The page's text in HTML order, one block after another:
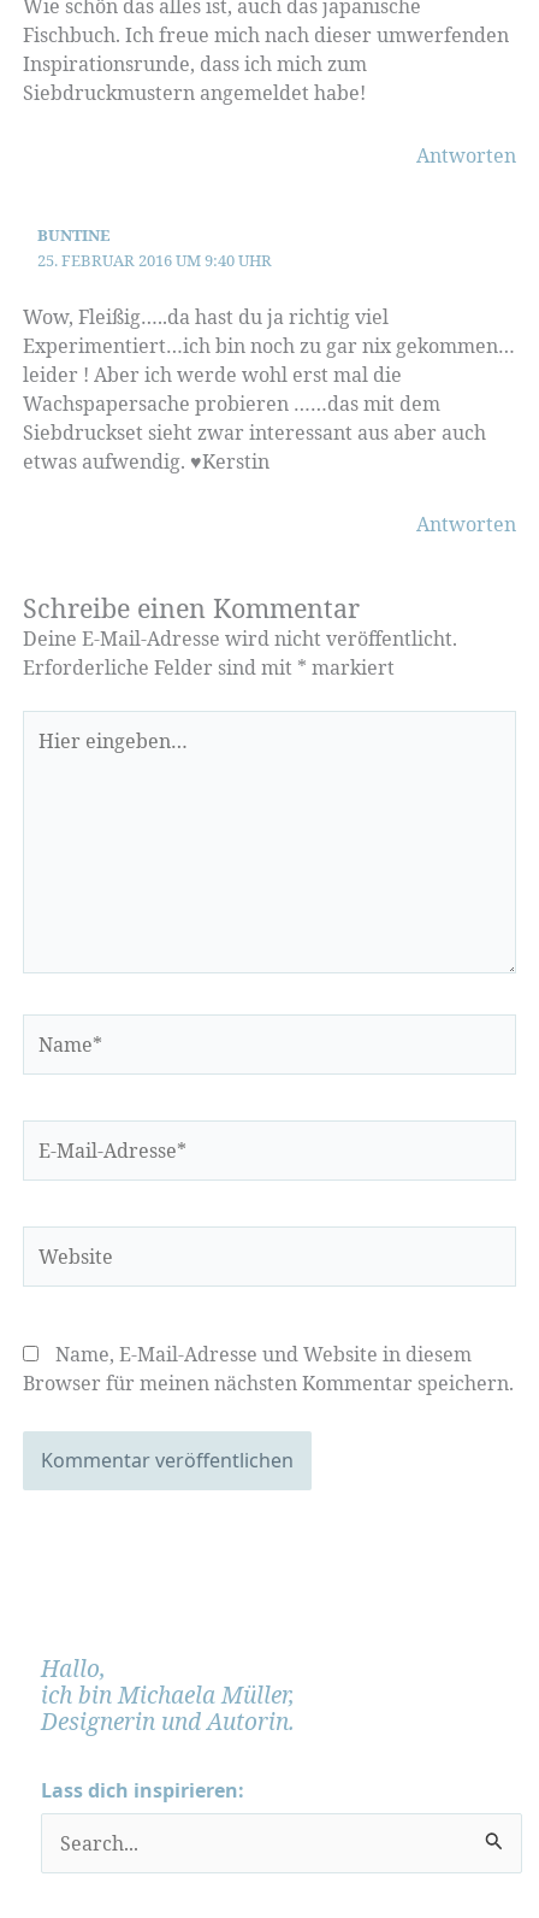
Wie schön das alles ist, auch das japanische
Fischbuch. Ich freue mich nach dieser umwerfenden
Inspirationsrunde, dass ich mich zum
Siebdruckmustern angemeldet habe!
Antworten
BUNTINE
25. FEBRUAR 2016 UM 9:40 UHR
Wow, Fleißig…..da hast du ja richtig viel
Experimentiert…ich bin noch zu gar nix gekommen…
leider ! Aber ich werde wohl erst mal die
Wachspapersache probieren ……das mit dem
Siebdruckset sieht zwar interessant aus aber auch
etwas aufwendig. ♥︎Kerstin
Antworten
Schreibe einen Kommentar
Deine E-Mail-Adresse wird nicht veröffentlicht.
Erforderliche Felder sind mit * markiert
eingeben…
Mail-
Name, E-Mail-Adresse und Website in diesem
Browser für meinen nächsten Kommentar speichern.
Hallo,
ich bin Michaela Müller,
Designerin und Autorin.
Lass dich inspirieren:
u